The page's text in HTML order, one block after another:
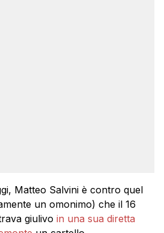
Matteo Salvini è contro quel
un omonimo) che il 16
giulivo in una sua diretta